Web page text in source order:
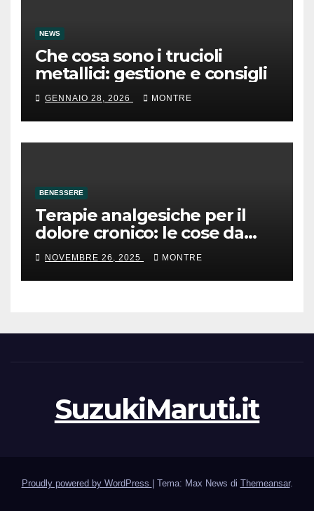
NEWS
Che cosa sono i trucioli
metallici: gestione e consigli
GENNAIO 28, 2026 MONTRE
BENESSERE
Terapie analgesiche per il
dolore cronico: le cose da
sapere
NOVEMBRE 26, 2025 MONTRE
SuzukiMaruti.it
Proudly powered by WordPress Tema: Max News di Themeansar.